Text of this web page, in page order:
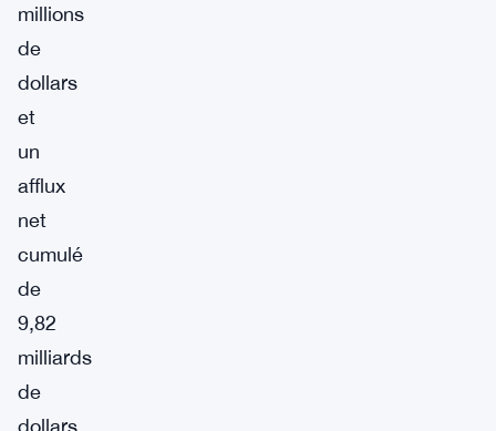
millions
de
dollars
et
un
afflux
net
cumulé
de
9,82
milliards
de
dollars.